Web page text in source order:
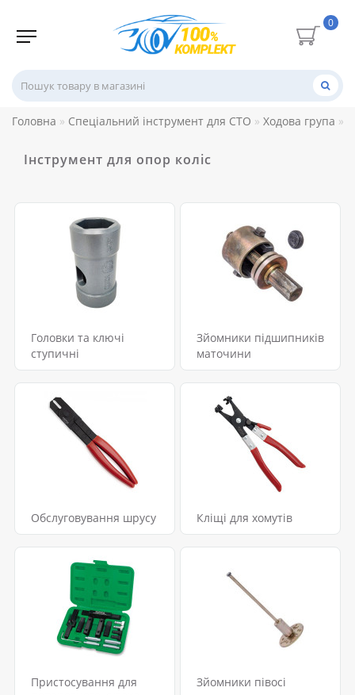
0
Головна Спеціальний інструмент для СТО Ходова група
Інструмент для опор коліс
Головки та ключі
ступичні
Зйомники підшипників
маточини
Обслуговування шрусу Кліщі для хомутів
Пристосування для
Зйомники півосі